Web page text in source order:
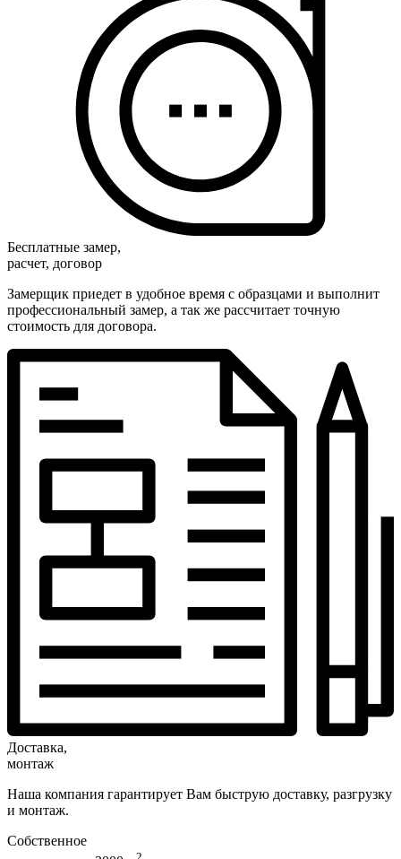
Бесплатные замер,
расчет, договор
Замерщик приедет в удобное время с образцами и выполнит
профессиональный замер, а так же рассчитает точную
стоимость для договора.
Доставка,
монтаж
Наша компания гарантирует Вам быструю доставку, разгрузку
и монтаж.
Собственное
2